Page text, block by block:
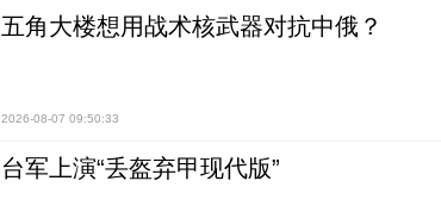
五角大楼想用战术核武器对抗中俄？
2026-08-07 09:50:33
台军上演“丢盔弃甲现代版”